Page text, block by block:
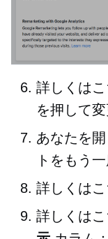
詳しくは
を押して変
あなたを開
トをもう一
詳しくはこ
詳しくは